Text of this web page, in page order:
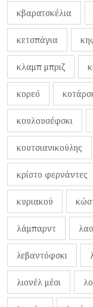
κβαρατσκέλια
κετσπάγια
κλαμπ μπριζ
κορεό
κουλουσέφσκι
κουτσιανικούλης
κρίστο φερνάντες
κυριακού
λάμπαρντ
λεβαντόφσκι
λιονέλ μέσι